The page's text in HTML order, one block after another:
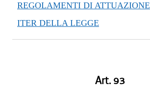
REGOLAMENTI DI ATTUAZIONE
ITER DELLA LEGGE
Art. 93